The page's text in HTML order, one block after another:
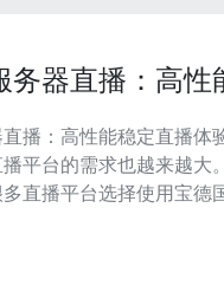
务器直播：高性
高性能稳定直播体验 随着直播行
平台的需求也越来越大
直播平台选择使用宝德
定的直播体验。 宝德国产服务器